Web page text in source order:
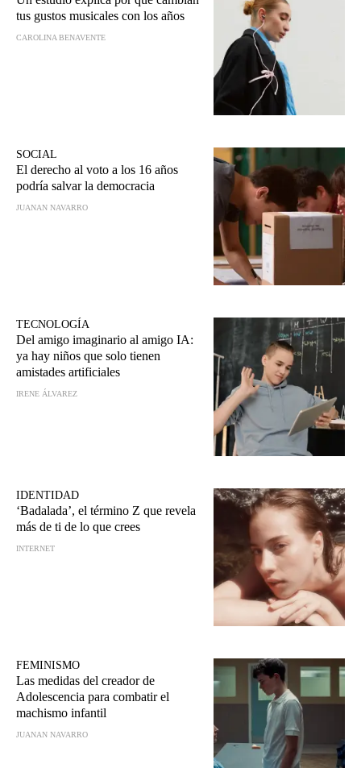
tus gustos musicales con los años
CAROLINA BENAVENTE
SOCIAL
El derecho al voto a los 16 años
podría salvar la democracia
JUANAN NAVARRO
TECNOLOGÍA
Del amigo imaginario al amigo IA:
ya hay niños que solo tienen
amistades artificiales
IRENE ÁLVAREZ
IDENTIDAD
‘Badalada’, el término Z que revela
más de ti de lo que crees
INTERNET
FEMINISMO
Las medidas del creador de
Adolescencia para combatir el
machismo infantil
JUANAN NAVARRO